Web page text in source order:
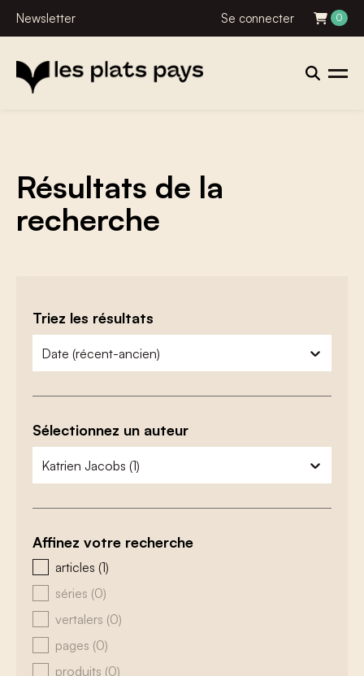
Newsletter Se connecter 0
Résultats de la
recherche
Triez les résultats
zoeken - sorteer
trier le contenu
Sélectionnez un auteur
zoeken - auteurs
sélectionnez le contenu
Affinez votre recherche
zoeken - type
articles (1)
séries (0)
vertalers (0)
pages (0)
produits (0)